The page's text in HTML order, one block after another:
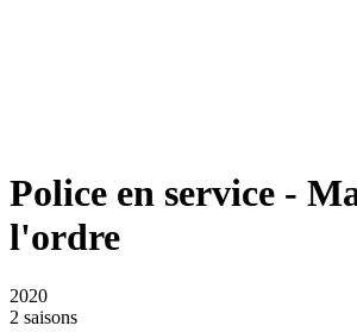
Police en service -
l'ordre
2020
2 saisons